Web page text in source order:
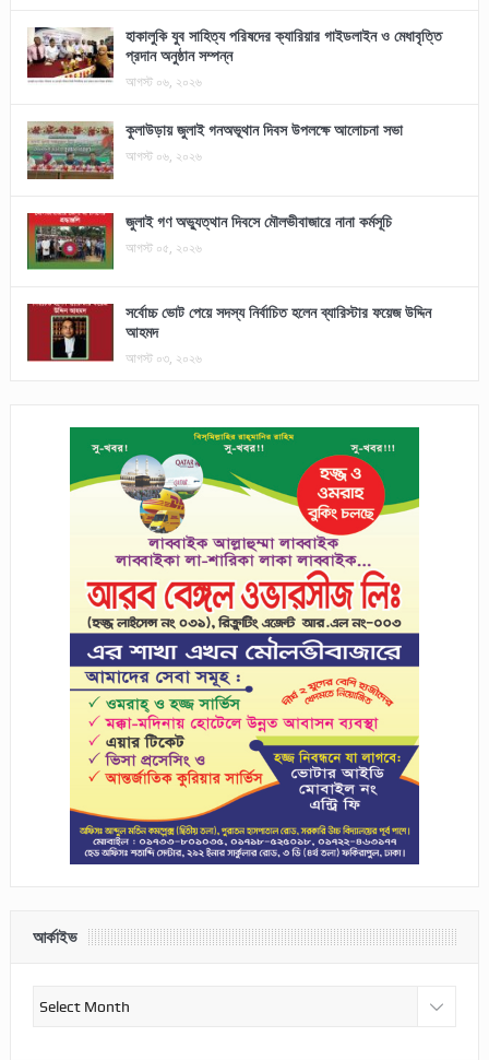
হাকালুকি যুব সাহিত্য পরিষদের ক্যারিয়ার গাইডলাইন ও মেধাবৃত্তি
প্রদান অনুষ্ঠান সম্পন্ন
আগস্ট ০৬, ২০২৬
কুলাউড়ায় জুলাই গনঅভূথান দিবস উপলক্ষে আলোচনা সভা
আগস্ট ০৬, ২০২৬
জুলাই গণ অভ্যুত্থান দিবসে মৌলভীবাজারে নানা কর্মসূচি
আগস্ট ০৫, ২০২৬
সর্বোচ্চ ভোট পেয়ে সদস্য নির্বাচিত হলেন ব্যারিস্টার ফয়েজ উদ্দিন
আহমদ
আগস্ট ০৩, ২০২৬
আর্কাইভ
আর্কাইভ